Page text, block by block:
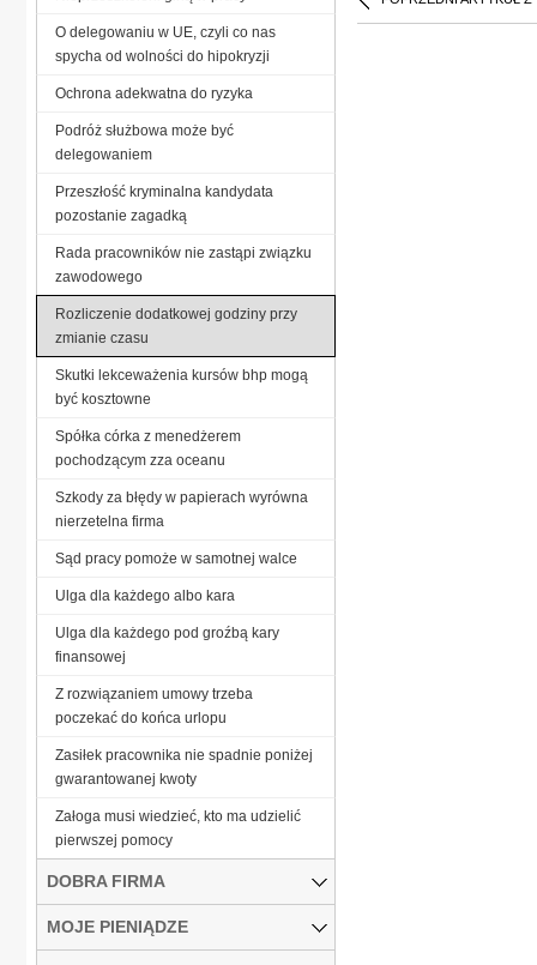
O delegowaniu w UE, czyli co nas
spycha od wolności do hipokryzji
Ochrona adekwatna do ryzyka
Podróż służbowa może być
delegowaniem
Przeszłość kryminalna kandydata
pozostanie zagadką
Rada pracowników nie zastąpi związku
zawodowego
Rozliczenie dodatkowej godziny przy
zmianie czasu
Skutki lekceważenia kursów bhp mogą
być kosztowne
Spółka córka z menedżerem
pochodzącym zza oceanu
Szkody za błędy w papierach wyrówna
nierzetelna firma
Sąd pracy pomoże w samotnej walce
Ulga dla każdego albo kara
Ulga dla każdego pod groźbą kary
finansowej
Z rozwiązaniem umowy trzeba
poczekać do końca urlopu
Zasiłek pracownika nie spadnie poniżej
gwarantowanej kwoty
Załoga musi wiedzieć, kto ma udzielić
pierwszej pomocy
DOBRA FIRMA
MOJE PIENIĄDZE